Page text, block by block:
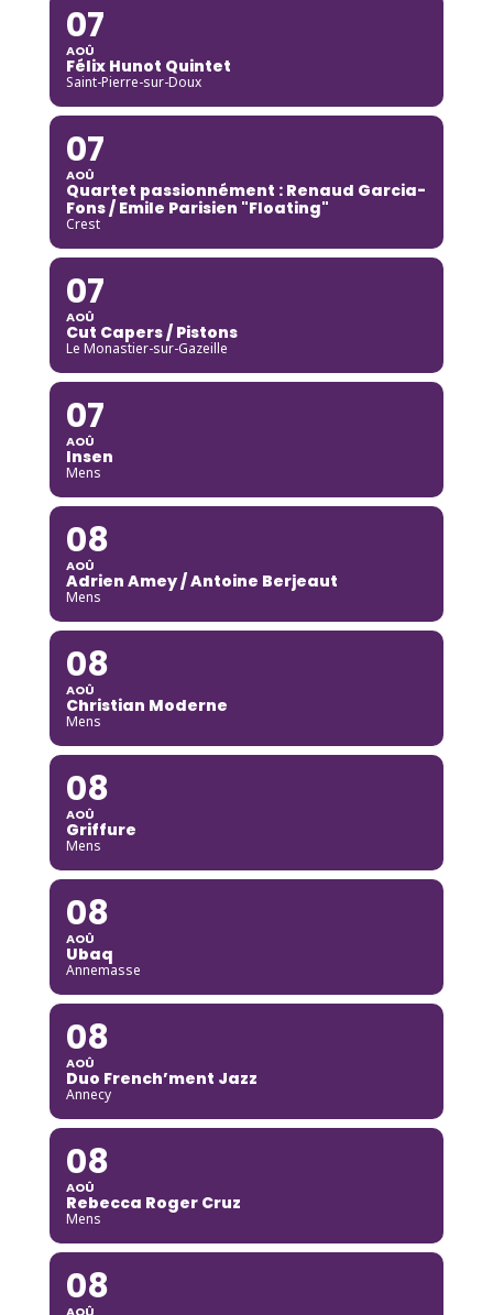
07
AOÛ
Félix Hunot Quintet
Saint-Pierre-sur-Doux
07
AOÛ
Quartet passionnément : Renaud Garcia-
Fons / Emile Parisien "Floating"
Crest
07
AOÛ
Cut Capers / Pistons
Le Monastier-sur-Gazeille
07
AOÛ
Insen
Mens
08
AOÛ
Adrien Amey / Antoine Berjeaut
Mens
08
AOÛ
Christian Moderne
Mens
08
AOÛ
Griffure
Mens
08
AOÛ
Ubaq
Annemasse
08
AOÛ
Duo French’ment Jazz
Annecy
08
AOÛ
Rebecca Roger Cruz
Mens
08